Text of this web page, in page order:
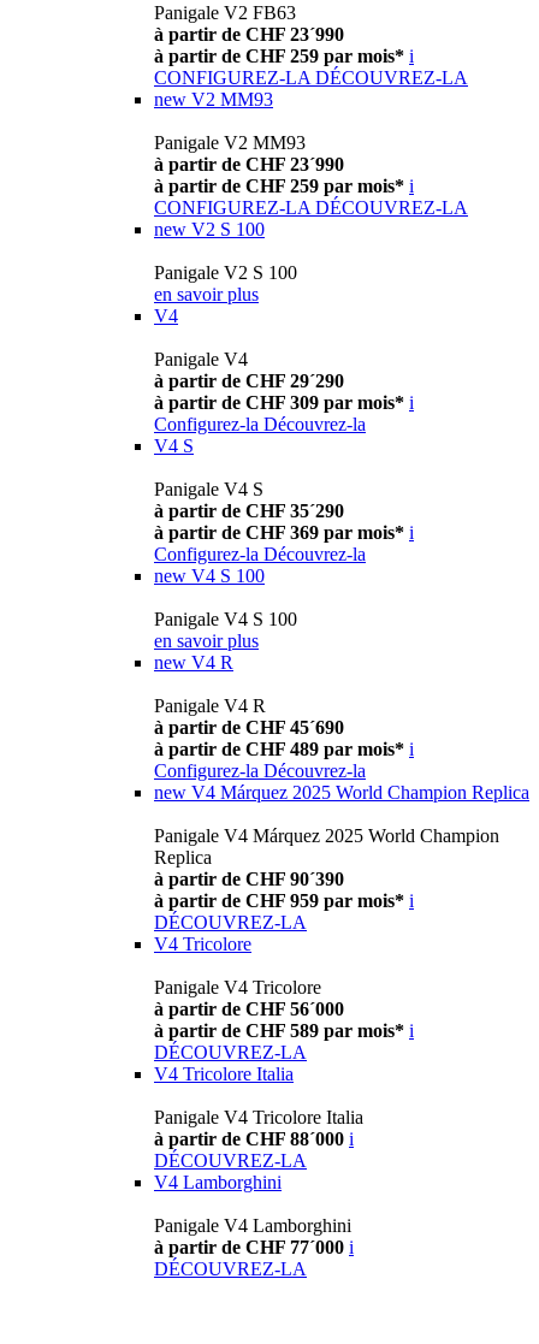
Panigale V2 FB63
à partir de CHF 23´990
à partir de CHF 259 par mois* i
CONFIGUREZ-LA DÉCOUVREZ-LA
new V2 MM93
Panigale V2 MM93
à partir de CHF 23´990
à partir de CHF 259 par mois* i
CONFIGUREZ-LA DÉCOUVREZ-LA
new V2 S 100
Panigale V2 S 100
en savoir plus
V4
Panigale V4
à partir de CHF 29´290
à partir de CHF 309 par mois* i
Configurez-la Découvrez-la
V4 S
Panigale V4 S
à partir de CHF 35´290
à partir de CHF 369 par mois* i
Configurez-la Découvrez-la
new V4 S 100
Panigale V4 S 100
en savoir plus
new V4 R
Panigale V4 R
à partir de CHF 45´690
à partir de CHF 489 par mois* i
Configurez-la Découvrez-la
new V4 Márquez 2025 World Champion Replica
Panigale V4 Márquez 2025 World Champion
Replica
à partir de CHF 90´390
à partir de CHF 959 par mois* i
DÉCOUVREZ-LA
V4 Tricolore
Panigale V4 Tricolore
à partir de CHF 56´000
à partir de CHF 589 par mois* i
DÉCOUVREZ-LA
V4 Tricolore Italia
Panigale V4 Tricolore Italia
à partir de CHF 88´000 i
DÉCOUVREZ-LA
V4 Lamborghini
Panigale V4 Lamborghini
à partir de CHF 77´000 i
DÉCOUVREZ-LA